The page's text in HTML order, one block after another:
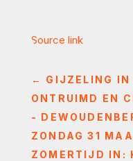
Source link
← GIJZELING IN
ONTRUIMD EN
-
ZONDAG 31
ZOMERTIJD IN: